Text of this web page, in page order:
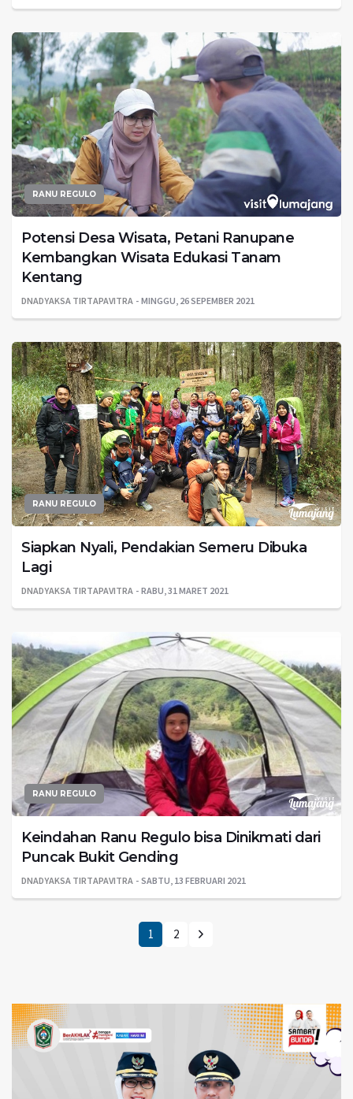
RANU REGULO
Potensi Desa Wisata, Petani Ranupane
Kembangkan Wisata Edukasi Tanam
Kentang
DNADYAKSA TIRTAPAVITRA MINGGU, 26 SEPEMBER 2021
RANU REGULO
Siapkan Nyali, Pendakian Semeru Dibuka
Lagi
DNADYAKSA TIRTAPAVITRA RABU, 31 MARET 2021
RANU REGULO
Keindahan Ranu Regulo bisa Dinikmati dari
Puncak Bukit Gending
DNADYAKSA TIRTAPAVITRA SABTU, 13 FEBRUARI 2021
1 2